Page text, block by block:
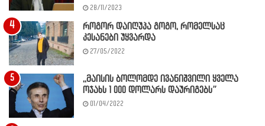
28/11/2023
როგორ დაიღუპა გოგო, რომელსაც
კესანები უყვარდა
27/05/2022
,,მაისის ბოლომდე ივანიშვილი ყველა
ოჯახს 1 000 დოლარს დაურიგებს”
01/04/2022